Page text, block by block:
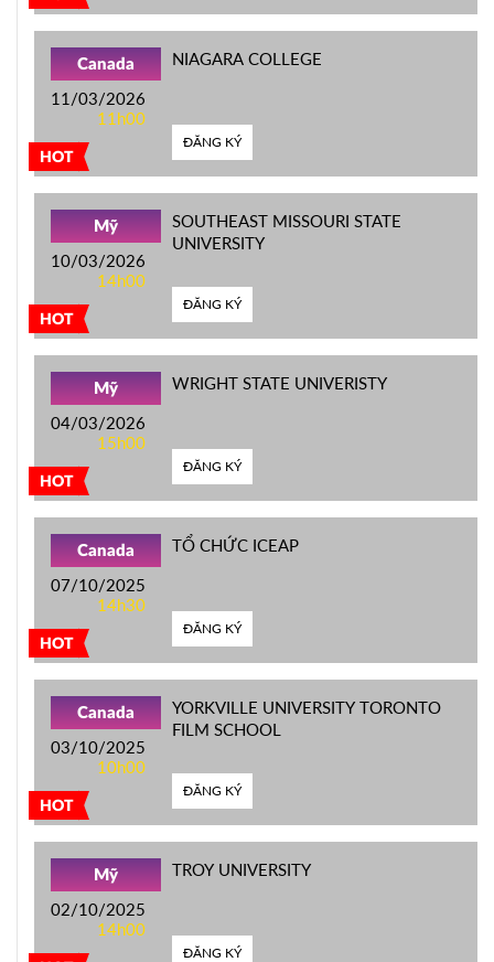
HOT
Canada
11/03/2026
11h00
NIAGARA COLLEGE
ĐĂNG KÝ
HOT
Mỹ
10/03/2026
14h00
SOUTHEAST MISSOURI STATE
UNIVERSITY
ĐĂNG KÝ
HOT
Mỹ
04/03/2026
15h00
WRIGHT STATE UNIVERISTY
ĐĂNG KÝ
HOT
Canada
07/10/2025
14h30
TỔ CHỨC ICEAP
ĐĂNG KÝ
HOT
Canada
03/10/2025
10h00
YORKVILLE UNIVERSITY TORONTO
FILM SCHOOL
ĐĂNG KÝ
Mỹ
02/10/2025
14h00
TROY UNIVERSITY
ĐĂNG KÝ